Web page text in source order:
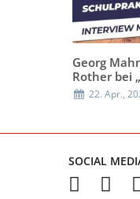
Georg
Rother bei
22. Apr.,
SOCIAL